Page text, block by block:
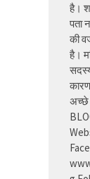
है।
पता
की
है।
अच्छे